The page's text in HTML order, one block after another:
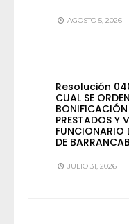
AGOSTO 5, 2026
Resolución
CUAL SE
PRESTADOS Y
FUNCIONARIO
DE
JULIO 31, 2026